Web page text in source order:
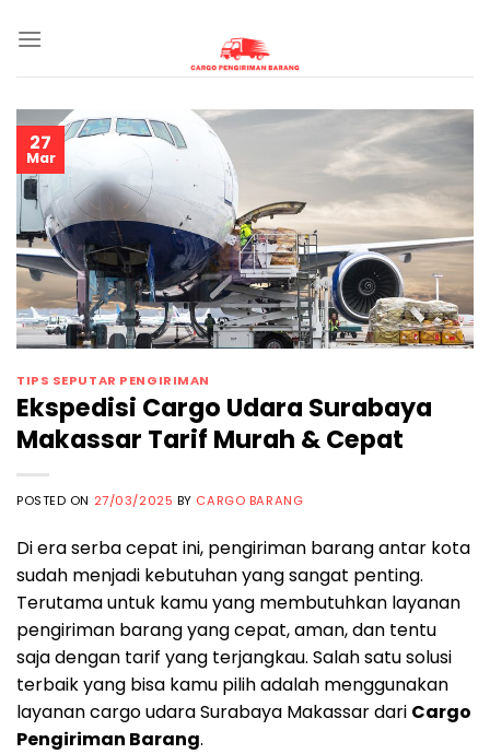
27
Mar
TIPS SEPUTAR PENGIRIMAN
Ekspedisi Cargo Udara Surabaya
Makassar Tarif Murah & Cepat
POSTED ON 27/03/2025 BY CARGO BARANG
Di era serba cepat ini, pengiriman barang antar kota
sudah menjadi kebutuhan yang sangat penting.
Terutama untuk kamu yang membutuhkan layanan
pengiriman barang yang cepat, aman, dan tentu
saja dengan tarif yang terjangkau. Salah satu solusi
terbaik yang bisa kamu pilih adalah menggunakan
layanan cargo udara Surabaya Makassar dari Cargo
Pengiriman Barang.